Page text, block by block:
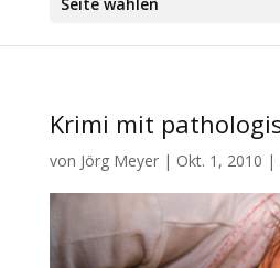
Krimi mit
von Jörg Meyer| Okt. 1, 2010 |